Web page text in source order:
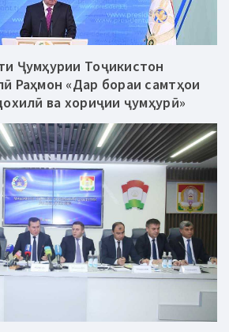
Ҷумҳурии Тоҷикистон
Раҳмон «Дар бораи самтҳои
ва хориҷии ҷумҳурӣ»